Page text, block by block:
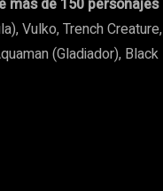
más de 150 personajes
Vulko, Trench Creature,
(Gladiador), Black